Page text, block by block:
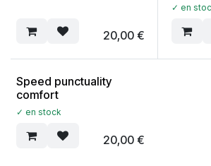
20,00€
✓ en
Speed punctuality
comfort
✓ en stock
20,00€